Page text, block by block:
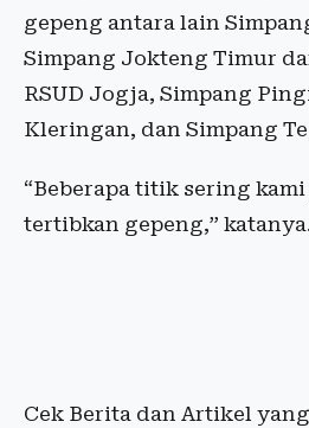
gepeng antara lain
Simpang Jokteng Timur
RSUD Jogja, Simpang
Kleringan, dan Simpang
“Beberapa titik sering
tertibkan gepeng,”
Cek Berita dan Artikel